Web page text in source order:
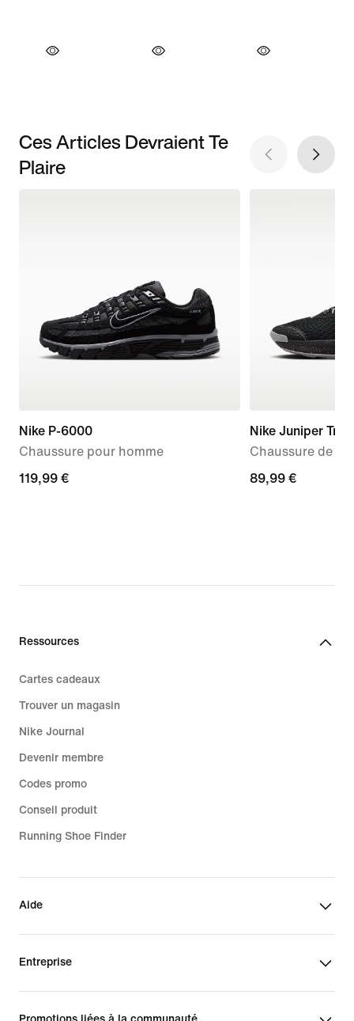
Ces Articles Devraient Te
Plaire
Nike P-6000
Chaussure pour homme
119,99 €
119,99 €
Nike Juniper Trail
Chaussure de
89,99 €
89,99 €
Ressources
Cartes cadeaux
Trouver un magasin
Nike Journal
Devenir membre
Codes promo
Conseil produit
Running Shoe Finder
Aide
Entreprise